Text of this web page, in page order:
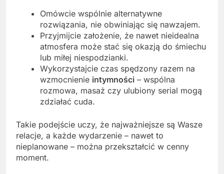
Omówcie wspólnie alternatywne
rozwiązania, nie obwiniając się nawzajem.
Przyjmijcie założenie, że nawet nieidealna
atmosfera może stać się okazją do śmiechu
lub miłej niespodzianki.
Wykorzystajcie czas spędzony razem na
wzmocnienie intymności – wspólna
rozmowa, masaż czy ulubiony serial mogą
zdziałać cuda.
Takie podejście uczy, że najważniejsze są Wasze
relacje, a każde wydarzenie – nawet to
nieplanowane – można przekształcić w cenny
moment.